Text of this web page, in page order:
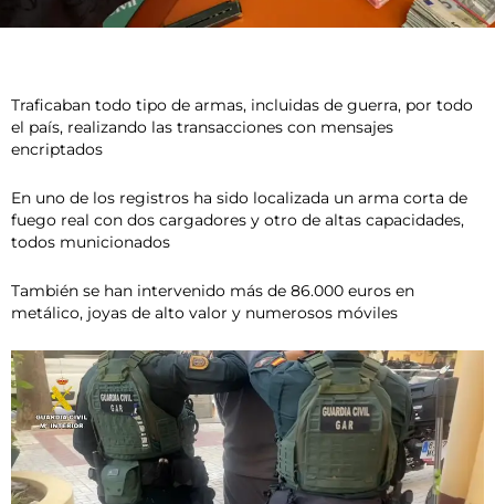
Traficaban todo tipo de armas, incluidas de guerra, por todo
el país, realizando las transacciones con mensajes
encriptados
En uno de los registros ha sido localizada un arma corta de
fuego real con dos cargadores y otro de altas capacidades,
todos municionados
También se han intervenido más de 86.000 euros en
metálico, joyas de alto valor y numerosos móviles